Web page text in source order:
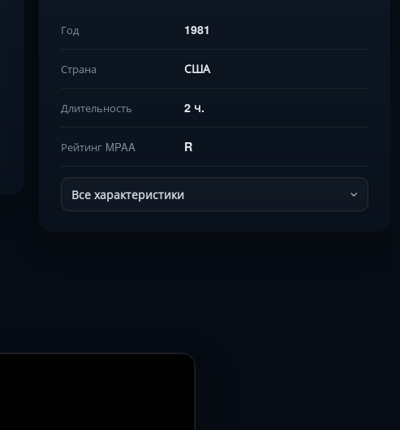
Год 1981
Страна США
Длительность 2 ч.
Рейтинг MPAA R
Все характеристики